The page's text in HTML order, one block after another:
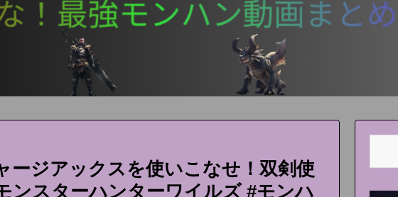
ージアックスを使いこなせ！双剣使
ンスターハンターワイルズ #モンハ